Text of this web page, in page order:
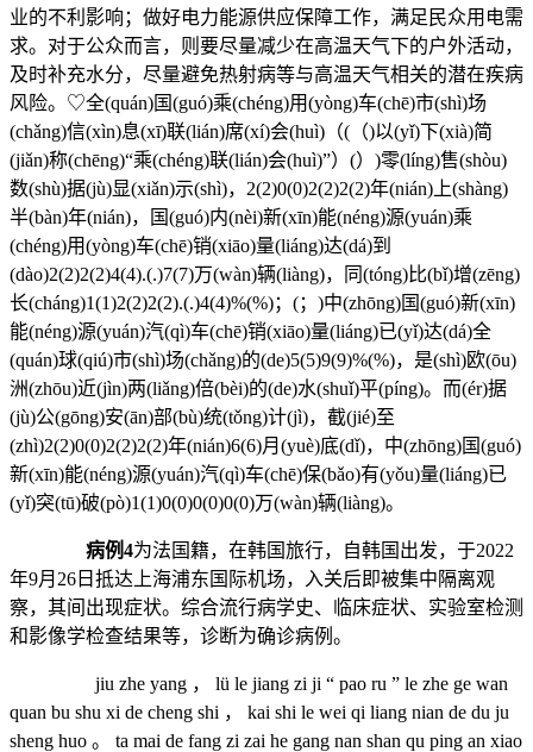
业的不利影响；做好电力能源供应保障工作，满足民众用电需
求。对于公众而言，则要尽量减少在高温天气下的户外活动，
及时补充水分，尽量避免热射病等与高温天气相关的潜在疾病
风险。♡全(quán)国(guó)乘(chéng)用(yòng)车(chē)市(shì)场
(chǎng)信(xìn)息(xī)联(lián)席(xí)会(huì)（(（)以(yǐ)下(xià)简
(jiǎn)称(chēng)“乘(chéng)联(lián)会(huì)”）(）)零(líng)售(shòu)
数(shù)据(jù)显(xiǎn)示(shì)，2(2)0(0)2(2)2(2)年(nián)上(shàng)
半(bàn)年(nián)，国(guó)内(nèi)新(xīn)能(néng)源(yuán)乘
(chéng)用(yòng)车(chē)销(xiāo)量(liáng)达(dá)到
(dào)2(2)2(2)4(4).(.)7(7)万(wàn)辆(liàng)，同(tóng)比(bǐ)增(zēng)
长(cháng)1(1)2(2)2(2).(.)4(4)%(%)；(；)中(zhōng)国(guó)新(xīn)
能(néng)源(yuán)汽(qì)车(chē)销(xiāo)量(liáng)已(yǐ)达(dá)全
(quán)球(qiú)市(shì)场(chǎng)的(de)5(5)9(9)%(%)，是(shì)欧(ōu)
洲(zhōu)近(jìn)两(liǎng)倍(bèi)的(de)水(shuǐ)平(píng)。而(ér)据
(jù)公(gōng)安(ān)部(bù)统(tǒng)计(jì)，截(jié)至
(zhì)2(2)0(0)2(2)2(2)年(nián)6(6)月(yuè)底(dǐ)，中(zhōng)国(guó)
新(xīn)能(néng)源(yuán)汽(qì)车(chē)保(bǎo)有(yǒu)量(liáng)已
(yǐ)突(tū)破(pò)1(1)0(0)0(0)0(0)万(wàn)辆(liàng)。
病例4为法国籍，在韩国旅行，自韩国出发，于2022
年9月26日抵达上海浦东国际机场，入关后即被集中隔离观
察，其间出现症状。综合流行病学史、临床症状、实验室检测
和影像学检查结果等，诊断为确诊病例。
jiu zhe yang ， lü le jiang zi ji “ pao ru ” le zhe ge wan
quan bu shu xi de cheng shi ， kai shi le wei qi liang nian de du ju
sheng huo 。 ta mai de fang zi zai he gang nan shan qu ping an xiao